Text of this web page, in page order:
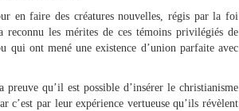
en faire des créatures nouvelles, régis par la foi
les mérites de ces témoins privilégiés de
qui ont mené une existence d’union parfaite avec
qu’il est possible d’insérer le christianisme
c’est par leur expérience vertueuse qu’ils révèlent